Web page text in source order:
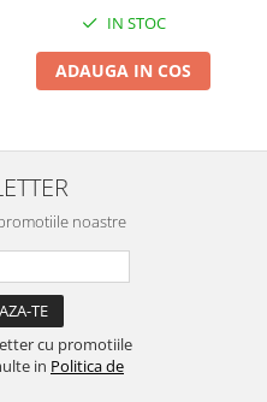
curatat, Impotriva
Samponului, pentru Ochi si
Urechi, TPE+PP, 15x13 cm,
Albastru Inchis
IN STOC
ADAUGA IN COS
noastre
cu promotiile
in Politica de